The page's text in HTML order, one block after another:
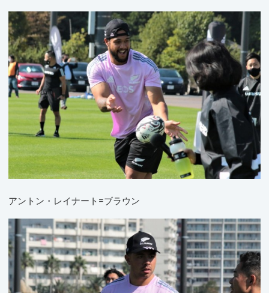
アントン・レイナート=ブラウン